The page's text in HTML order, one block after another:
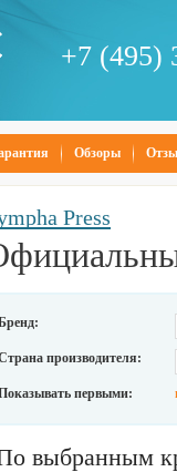
+7 (495)
Обзоры
Press
производителя:
первыми:
выбранным